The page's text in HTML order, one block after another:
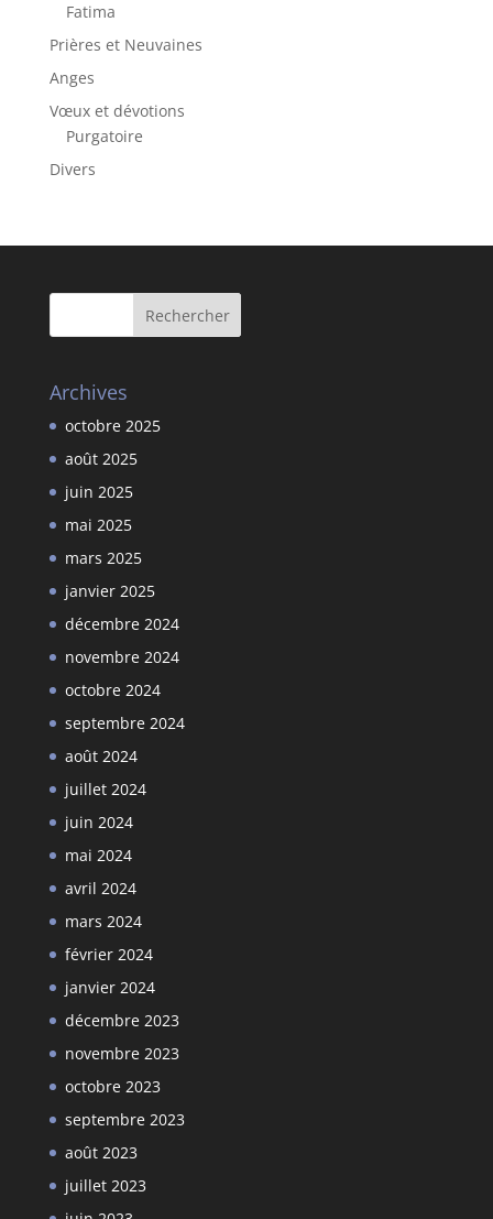
Fatima
Prières et Neuvaines
Anges
Vœux et dévotions
Purgatoire
Divers
Archives
octobre 2025
août 2025
juin 2025
mai 2025
mars 2025
janvier 2025
décembre 2024
novembre 2024
octobre 2024
septembre 2024
août 2024
juillet 2024
juin 2024
mai 2024
avril 2024
mars 2024
février 2024
janvier 2024
décembre 2023
novembre 2023
octobre 2023
septembre 2023
août 2023
juillet 2023